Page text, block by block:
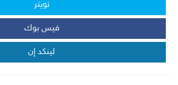
تويتر
فيس بوك
لينكد إن